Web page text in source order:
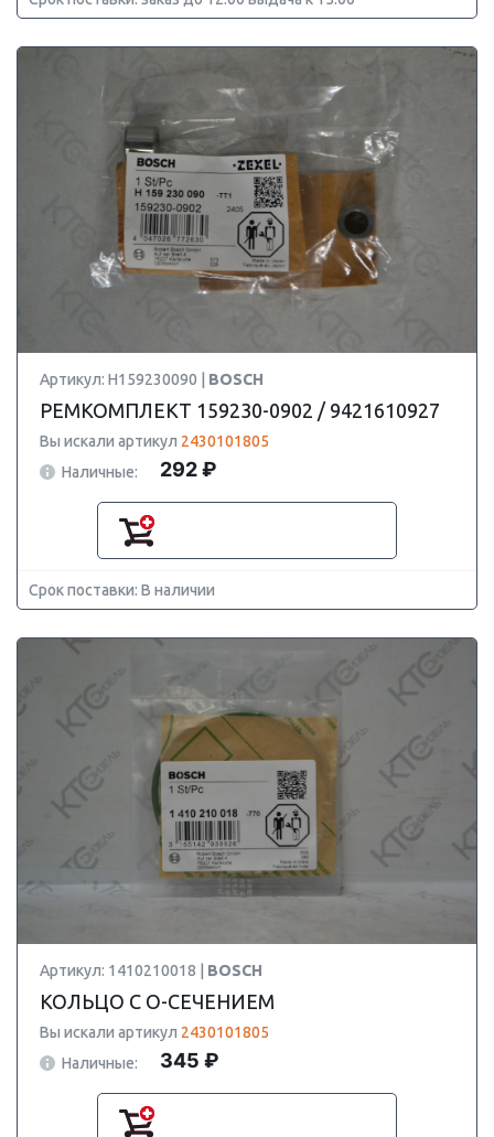
Артикул: H159230090 | BOSCH
РЕМКОМПЛЕКТ 159230-0902 / 9421610927
Вы искали артикул 2430101805
Наличные:
292 ₽
Срок поставки: В наличии
Артикул: 1410210018 | BOSCH
КОЛЬЦО С О-СЕЧЕНИЕМ
Вы искали артикул 2430101805
Наличные:
345 ₽